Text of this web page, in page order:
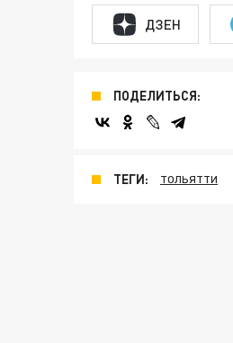
ДЗЕН
ПОДЕЛИТЬСЯ:
ТЕГИ: ТОЛЬЯТТИ